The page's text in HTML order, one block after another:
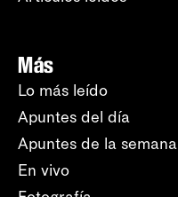
Más
Lo más leído
Apuntes del día
Apuntes de la semana
En vivo